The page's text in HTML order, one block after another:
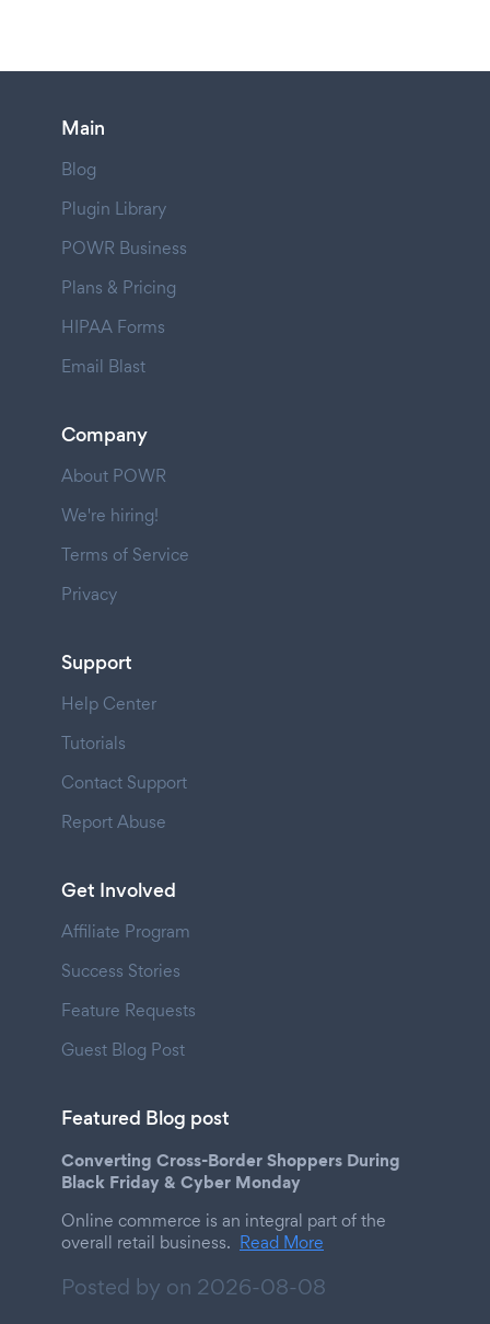
Main
Blog
Plugin Library
POWR Business
Plans & Pricing
HIPAA Forms
Email Blast
Company
About POWR
We're hiring!
Terms of Service
Privacy
Support
Help Center
Tutorials
Contact Support
Report Abuse
Get Involved
Affiliate Program
Success Stories
Feature Requests
Guest Blog Post
Featured Blog post
Converting Cross-Border Shoppers During
Black Friday & Cyber Monday
Online commerce is an integral part of the
overall retail business. Read More
Posted by on 2026-08-08